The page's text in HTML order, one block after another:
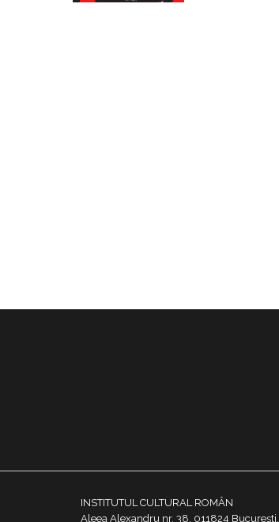
INSTITUTUL CULTURAL ROMÂN
Aleea Alexandru nr. 38, 011824 București,